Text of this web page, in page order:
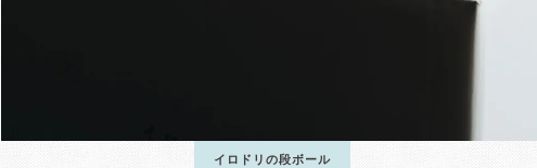
イロドリの段ボール